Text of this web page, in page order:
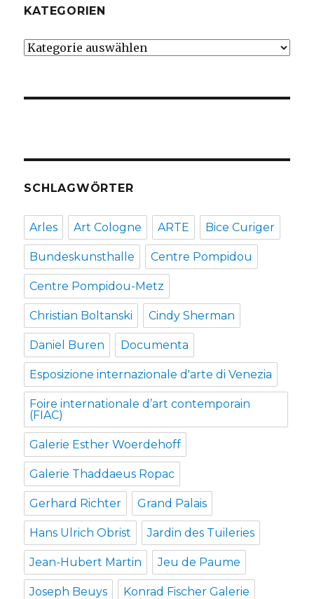
KATEGORIEN
Kategorien
SCHLAGWÖRTER
Arles Art Cologne ARTE Bice Curiger
Bundeskunsthalle Centre Pompidou
Centre Pompidou-Metz
Christian Boltanski Cindy Sherman
Daniel Buren Documenta
Esposizione internazionale d'arte di Venezia
Foire internationale d’art contemporain
(FIAC)
Galerie Esther Woerdehoff
Galerie Thaddaeus Ropac
Gerhard Richter Grand Palais
Hans Ulrich Obrist Jardin des Tuileries
Jean-Hubert Martin Jeu de Paume
Joseph Beuys Konrad Fischer Galerie